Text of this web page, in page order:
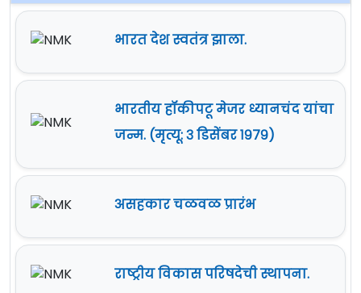
भारत देश स्वतंत्र झाला.
भारतीय हॉकीपटू मेजर ध्यानचंद यांचा
जन्म. (मृत्यू: ३ डिसेंबर १९७९)
असहकार चळवळ प्रारंभ
राष्ट्रीय विकास परिषदेची स्थापना.